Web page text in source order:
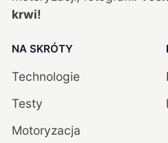
krwi!
NA SKRÓTY
Technologie
Testy
Motoryzacja